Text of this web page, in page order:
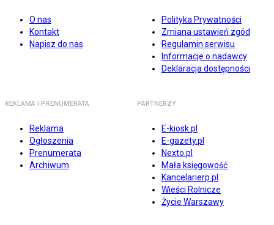
O nas
Kontakt
Napisz do nas
Polityka Prywatności
Zmiana ustawień zgód
Regulamin serwisu
Informacje o nadawcy
Deklaracja dostępności
REKLAMA I PRENUMERATA
Reklama
Ogłoszenia
Prenumerata
Archiwum
PARTNERZY
E-kiosk.pl
E-gazety.pl
Nexto.pl
Mała księgowość
Kancelarierp.pl
Wieści Rolnicze
Życie Warszawy